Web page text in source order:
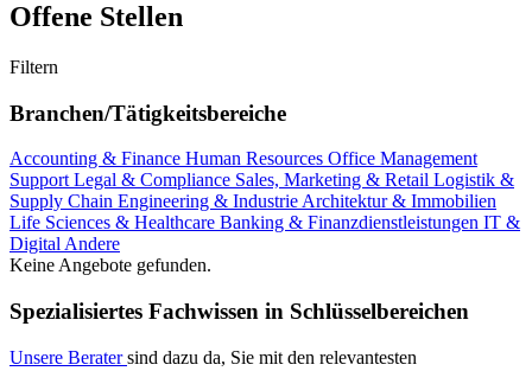
Offene Stellen
Filtern
Branchen/Tätigkeitsbereiche
Accounting & Finance Human Resources Office Management
SupportLegal & Compliance Sales, Marketing & Retail Logistik &
Supply Chain Engineering & IndustrieArchitektur & Immobilien
Life Sciences & Healthcare Banking & Finanzdienstleistungen IT &
DigitalAndere
Keine Angebote gefunden.
Spezialisiertes Fachwissen in Schlüsselbereichen
Unsere Beratersind dazu da, Sie mit den relevantesten